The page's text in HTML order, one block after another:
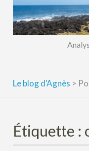
Le blog d'Agnès >
Étiquette :